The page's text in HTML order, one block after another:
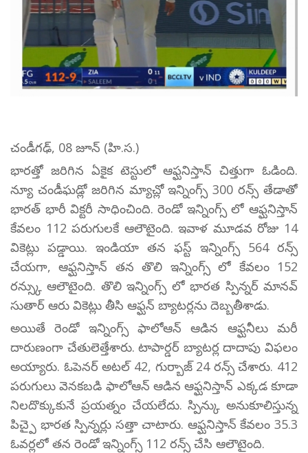
చండీగఢ్, 08 జూన్ (హి.స.)
భారత్తో జరిగిన ఏకైక టెస్టులో ఆఫ్ఘనిస్తాన్ చిత్తుగా ఓడింది.
న్యూ చండీఘడ్లో జరిగిన మ్యాచ్లో ఇన్నింగ్స్ 300 రన్స్ తేడాతో
భారత్ భారీ విక్టరీ సాధించింది. రెండో ఇన్నింగ్స్ లో ఆఫ్ఘనిస్తాన్
కేవలం 112 పరుగులకే ఆలౌటైంది. ఇవాళ మూడవ రోజు 14
వికెట్లు పడ్డాయి. ఇండియా తన ఫస్ట్ ఇన్నింగ్స్ 564 రన్స్
చేయగా, ఆఫ్ఘనిస్తాన్ తన తొలి ఇన్నింగ్స్ లో కేవలం 152
రన్స్కు ఆలౌటైంది. తొలి ఇన్నింగ్స్ లో భారత స్పిన్నర్ మానవ్
సుతార్ ఆరు వికెట్లు తీసి ఆఫ్ఘన్ బ్యాటర్లను దెబ్బతీశాడు.
అయితే రెండో ఇన్నింగ్స్ ఫాలోఆన్ ఆడిన ఆఫ్ఘనీలు మరీ
దారుణంగా చేతులెత్తేశారు. టాపార్డర్ బ్యాటర్ల దాదాపు విఫలం
అయ్యారు. ఓపెనర్ అటల్ 42, గుర్బాజ్ 24 రన్స్ చేశారు. 412
పరుగులు వెనకబడి ఫాలోఆన్ ఆడిన ఆఫ్ఘనిస్తాన్ ఎక్కడ కూడా
నిలదొక్కుకునే ప్రయత్నం చేయలేదు. స్పిన్కు అనుకూలిస్తున్న
పిచ్పై భారత స్పిన్నర్లు సత్తా చాటారు. ఆఫ్ఘనిస్తాన్ కేవలం 35.3
ఓవర్లలో తన రెండో ఇన్నింగ్స్ 112 రన్స్ చేసి ఆలౌటైంది.